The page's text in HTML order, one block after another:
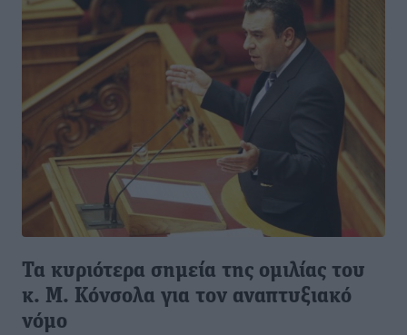
Τα κυριότερα σημεία της ομιλίας του
κ. Μ. Κόνσολα για τον αναπτυξιακό
νόμο